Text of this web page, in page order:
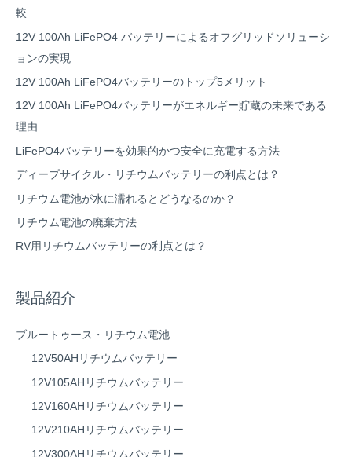
較
12V 100Ah LiFePO4 バッテリーによるオフグリッドソリューシ
ョンの実現
12V 100Ah LiFePO4バッテリーのトップ5メリット
12V 100Ah LiFePO4バッテリーがエネルギー貯蔵の未来である
理由
LiFePO4バッテリーを効果的かつ安全に充電する方法
ディープサイクル・リチウムバッテリーの利点とは？
リチウム電池が水に濡れるとどうなるのか？
リチウム電池の廃棄方法
RV用リチウムバッテリーの利点とは？
製品紹介
ブルートゥース・リチウム電池
12V50AHリチウムバッテリー
12V105AHリチウムバッテリー
12V160AHリチウムバッテリー
12V210AHリチウムバッテリー
12V300AHリチウムバッテリー